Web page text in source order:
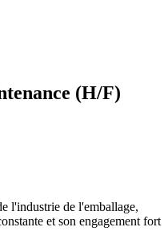
(H/F)
l'industrie de l'emballage,
et son engagement fort